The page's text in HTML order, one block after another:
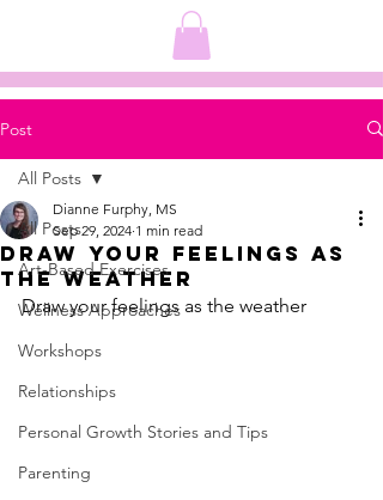
Post
All Posts
Art-Based Exercises
Wellness Approaches
Workshops
Relationships
Personal Growth Stories and Tips
Parenting
All Posts
Draw Your Feelings As
The Weather
Dianne Furphy, MS
Sep 29, 2024 1 min read
Draw your feelings as the weather